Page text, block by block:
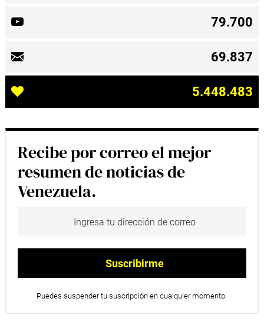
79.700
69.837
5.448.483
Recibe por correo el mejor
resumen de noticias de
Venezuela.
Puedes suspender tu suscripción en cualquier momento.